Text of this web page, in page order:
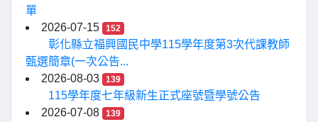
單
2026-07-15
152
彰化縣立福興國民中學115學年度第3次代課教師
甄選簡章(一次公告...
2026-08-03
139
115學年度七年級新生正式座號暨學號公告
2026-07-08
139